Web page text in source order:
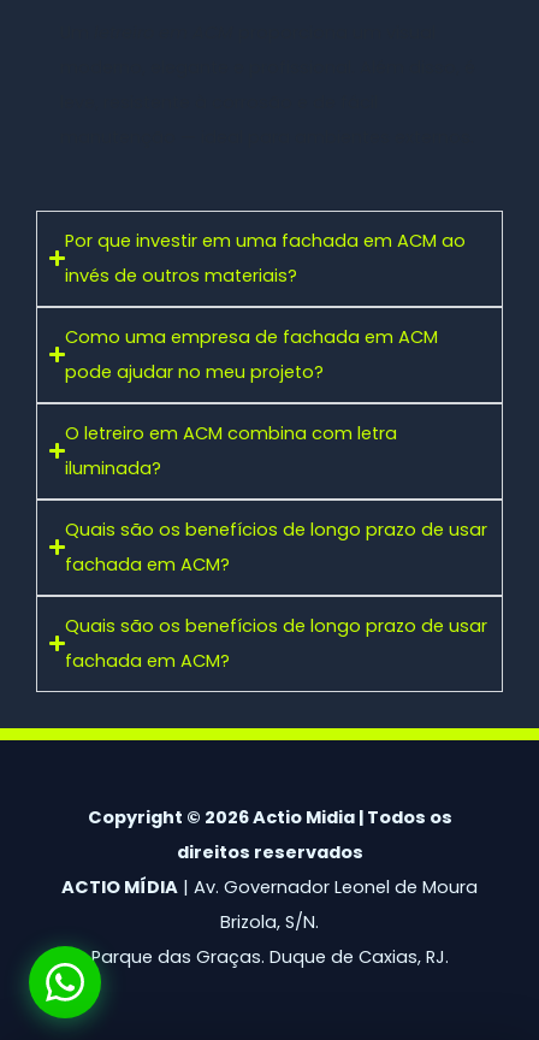
Por que investir em uma fachada em ACM ao
invés de outros materiais?
Como uma empresa de fachada em ACM
pode ajudar no meu projeto?
O letreiro em ACM combina com letra
iluminada?
Quais são os benefícios de longo prazo de usar
fachada em ACM?
Quais são os benefícios de longo prazo de usar
fachada em ACM?
Copyright © 2026 Actio Midia | Todos os
direitos reservados
ACTIO MÍDIA | Av. Governador Leonel de Moura
Brizola, S/N.
Parque das Graças. Duque de Caxias, RJ.